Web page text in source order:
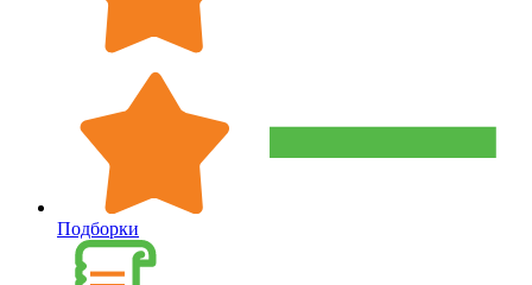
Подборки